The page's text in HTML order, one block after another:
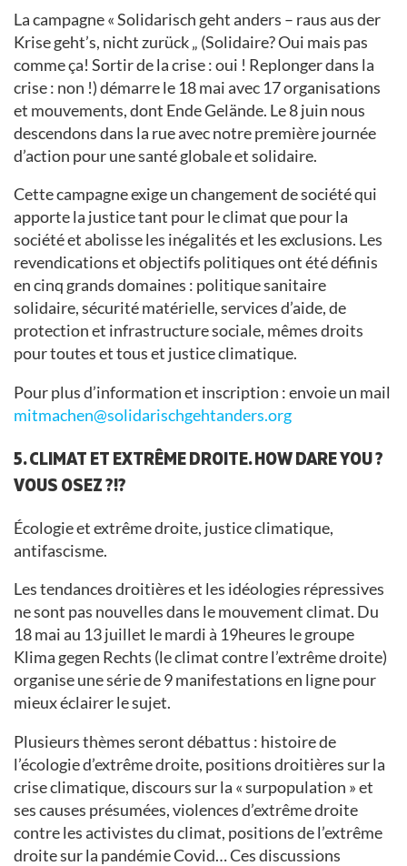
La campagne « Solidarisch geht anders – raus aus der
Krise geht’s, nicht zurück „ (Solidaire? Oui mais pas
comme ça! Sortir de la crise : oui ! Replonger dans la
crise : non !) démarre le 18 mai avec 17 organisations
et mouvements, dont Ende Gelände. Le 8 juin nous
descendons dans la rue avec notre première journée
d’action pour une santé globale et solidaire.
Cette campagne exige un changement de société qui
apporte la justice tant pour le climat que pour la
société et abolisse les inégalités et les exclusions. Les
revendications et objectifs politiques ont été définis
en cinq grands domaines : politique sanitaire
solidaire, sécurité matérielle, services d’aide, de
protection et infrastructure sociale, mêmes droits
pour toutes et tous et justice climatique.
Pour plus d’information et inscription : envoie un mail
mitmachen@solidarischgehtanders.org
5. CLIMAT ET EXTRÊME DROITE. HOW DARE YOU ?
VOUS OSEZ ?!?
Écologie et extrême droite, justice climatique,
antifascisme.
Les tendances droitières et les idéologies répressives
ne sont pas nouvelles dans le mouvement climat. Du
18 mai au 13 juillet le mardi à 19heures le groupe
Klima gegen Rechts (le climat contre l’extrême droite)
organise une série de 9 manifestations en ligne pour
mieux éclairer le sujet.
Plusieurs thèmes seront débattus : histoire de
l’écologie d’extrême droite, positions droitières sur la
crise climatique, discours sur la « surpopulation » et
ses causes présumées, violences d’extrême droite
contre les activistes du climat, positions de l’extrême
droite sur la pandémie Covid… Ces discussions